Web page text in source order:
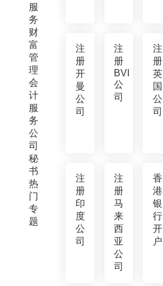
服
务
财
富
管
理
会
计
服
务
公
司
秘
书
热
门
专
题
注
册
开
曼
公
司
注
册
BVI
公
司
注
册
英
国
公
司
注
册
印
度
公
司
注
册
马
来
西
亚
公
司
香
港
银
行
开
户